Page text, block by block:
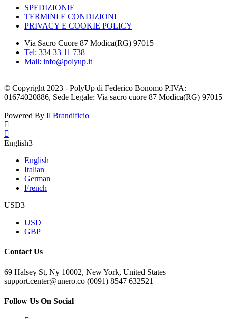
SPEDIZIONIE
TERMINI E CONDIZIONI
PRIVACY E COOKIE POLICY
Via Sacro Cuore 87 Modica(RG) 97015
Tel: 334 33 11 738
Mail: info@polyup.it
© Copyright 2023 - PolyUp di Federico Bonomo P.IVA:
01674020886, Sede Legale: Via sacro cuore 87 Modica(RG) 97015
Powered By Il Brandificio
English
English
Italian
German
French
USD
USD
GBP
Contact Us
69 Halsey St, Ny 10002, New York, United States
support.center@unero.co (0091) 8547 632521
Follow Us On Social